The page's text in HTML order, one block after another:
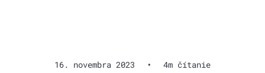
16. novembra 2023
• 4m čítanie